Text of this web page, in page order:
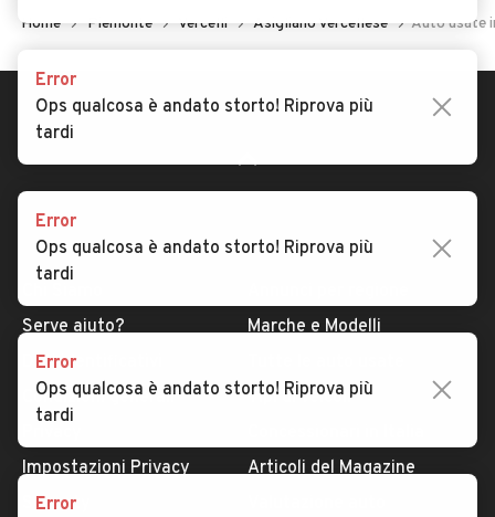
Home Piemonte Vercelli Asigliano Vercellese Auto usate
AUTOMOBILE.IT
Serve aiuto?
Dati identificativi
Condizioni generali
Impostazioni Privacy
Security
ESPLORA
Marche e Modelli
Tipi di veicoli
Articoli del Magazine
Error
Ops qualcosa è andato storto! Riprova più
tardi
Error
Ops qualcosa è andato storto! Riprova più
tardi
Error
Ops qualcosa è andato storto! Riprova più
tardi
Error